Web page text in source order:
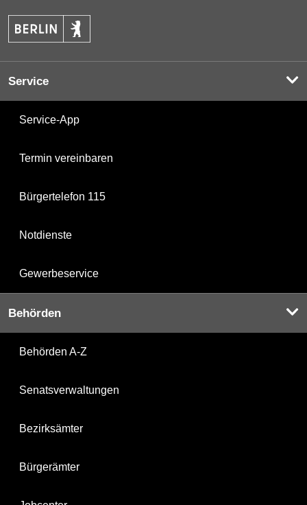
Service
Service-App
Termin vereinbaren
Bürgertelefon 115
Notdienste
Gewerbeservice
Behörden
Behörden A-Z
Senatsverwaltungen
Bezirksämter
Bürgerämter